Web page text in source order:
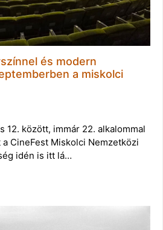
és modern
a miskolci
12. között, immár 22. alkalommal
CineFest Miskolci Nemzetközi
idén is itt lá…